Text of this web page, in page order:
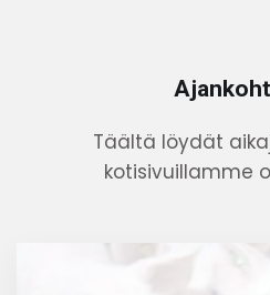
Täältä löydät
kotisivuillamme